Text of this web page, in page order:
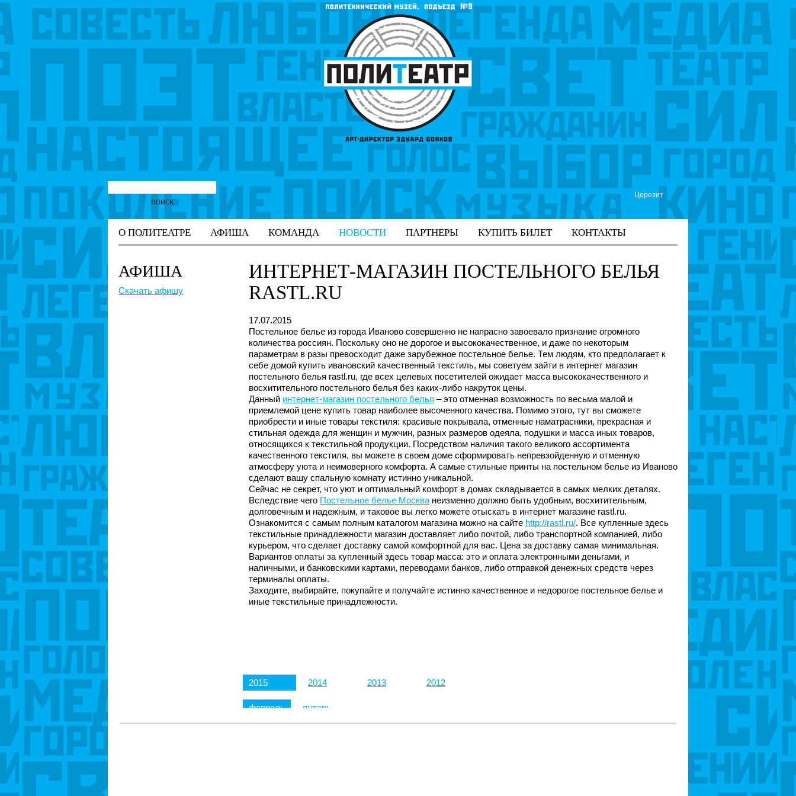
Церезит
О ПОЛИТЕАТРЕ АФИША КОМАНДА НОВОСТИ ПАРТНЕРЫ КУПИТЬ БИЛЕТ КОНТАКТЫ
АФИША
Скачать афишу
ИНТЕРНЕТ-МАГАЗИН ПОСТЕЛЬНОГО БЕЛЬЯ
RASTL.RU
17.07.2015
Постельное белье из города Иваново совершенно не напрасно завоевало признание огромного
количества россиян. Поскольку оно не дорогое и высококачественное, и даже по некоторым
параметрам в разы превосходит даже зарубежное постельное белье. Тем людям, кто предполагает к
себе домой купить ивановский качественный текстиль, мы советуем зайти в интернет магазин
постельного белья rastl.ru, где всех целевых посетителей ожидает масса высококачественного и
восхитительного постельного белья без каких-либо накруток цены.
Данный интернет-магазин постельного белья – это отменная возможность по весьма малой и
приемлемой цене купить товар наиболее высоченного качества. Помимо этого, тут вы сможете
приобрести и иные товары текстиля: красивые покрывала, отменные наматрасники, прекрасная и
стильная одежда для женщин и мужчин, разных размеров одеяла, подушки и масса иных товаров,
относящихся к текстильной продукции. Посредством наличия такого великого ассортимента
качественного текстиля, вы можете в своем доме сформировать непревзойденную и отменную
атмосферу уюта и неимоверного комфорта. А самые стильные принты на постельном белье из Иваново
сделают вашу спальную комнату истинно уникальной.
Сейчас не секрет, что уют и оптимальный комфорт в домах складывается в самых мелких деталях.
Вследствие чего Постельное белье Москва неизменно должно быть удобным, восхитительным,
долговечным и надежным, и таковое вы легко можете отыскать в интернет магазине rastl.ru.
Ознакомится с самым полным каталогом магазина можно на сайте http://rastl.ru/. Все купленные здесь
текстильные принадлежности магазин доставляет либо почтой, либо транспортной компанией, либо
курьером, что сделает доставку самой комфортной для вас. Цена за доставку самая минимальная.
Вариантов оплаты за купленный здесь товар масса: это и оплата электронными деньгами, и
наличными, и банковскими картами, переводами банков, либо отправкой денежных средств через
терминалы оплаты.
Заходите, выбирайте, покупайте и получайте истинно качественное и недорогое постельное белье и
иные текстильные принадлежности.
2015
февраль январь
2014 2013 2012